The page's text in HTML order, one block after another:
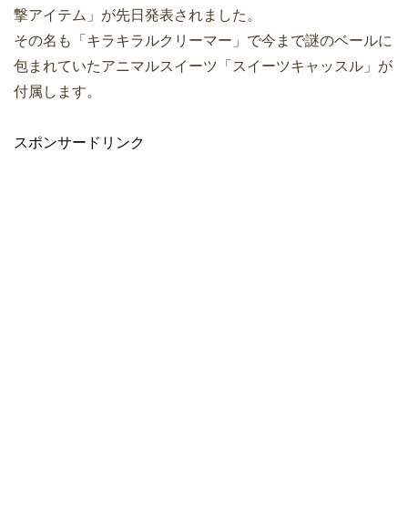
撃アイテム」が先日発表されました。
その名も「キラキラルクリーマー」で今まで謎のベールに
包まれていたアニマルスイーツ「スイーツキャッスル」が
付属します。
スポンサードリンク